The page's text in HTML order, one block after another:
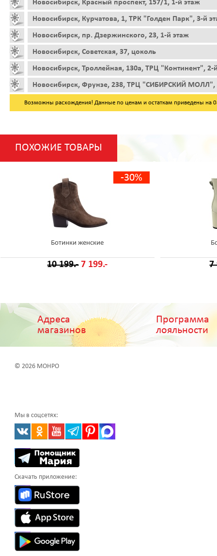
Новосибирск, Красный проспект, 157/1, 1-й этаж
Новосибирск, Курчатова, 1, ТРК "Голден Парк", 3-й
Новосибирск, пр. Дзержинского, 23, 1-й этаж
Новосибирск, Советская, 37, цоколь
Новосибирск, Троллейная, 130а, ТРЦ "Континент", 2-
Новосибирск, Фрунзе, 238, ТРЦ "СИБИРСКИЙ МОЛЛ",
Возможны расхождения! Данные по ценам и остаткам приведены на
ПОХОЖИЕ ТОВАРЫ
-30%
Ботинки женские
10 199.- 7 199.- 7
Адреса
магазинов
Программа
лояльности
© 2026 МОНРО
Мы в соцсетях:
Скачать приложение: